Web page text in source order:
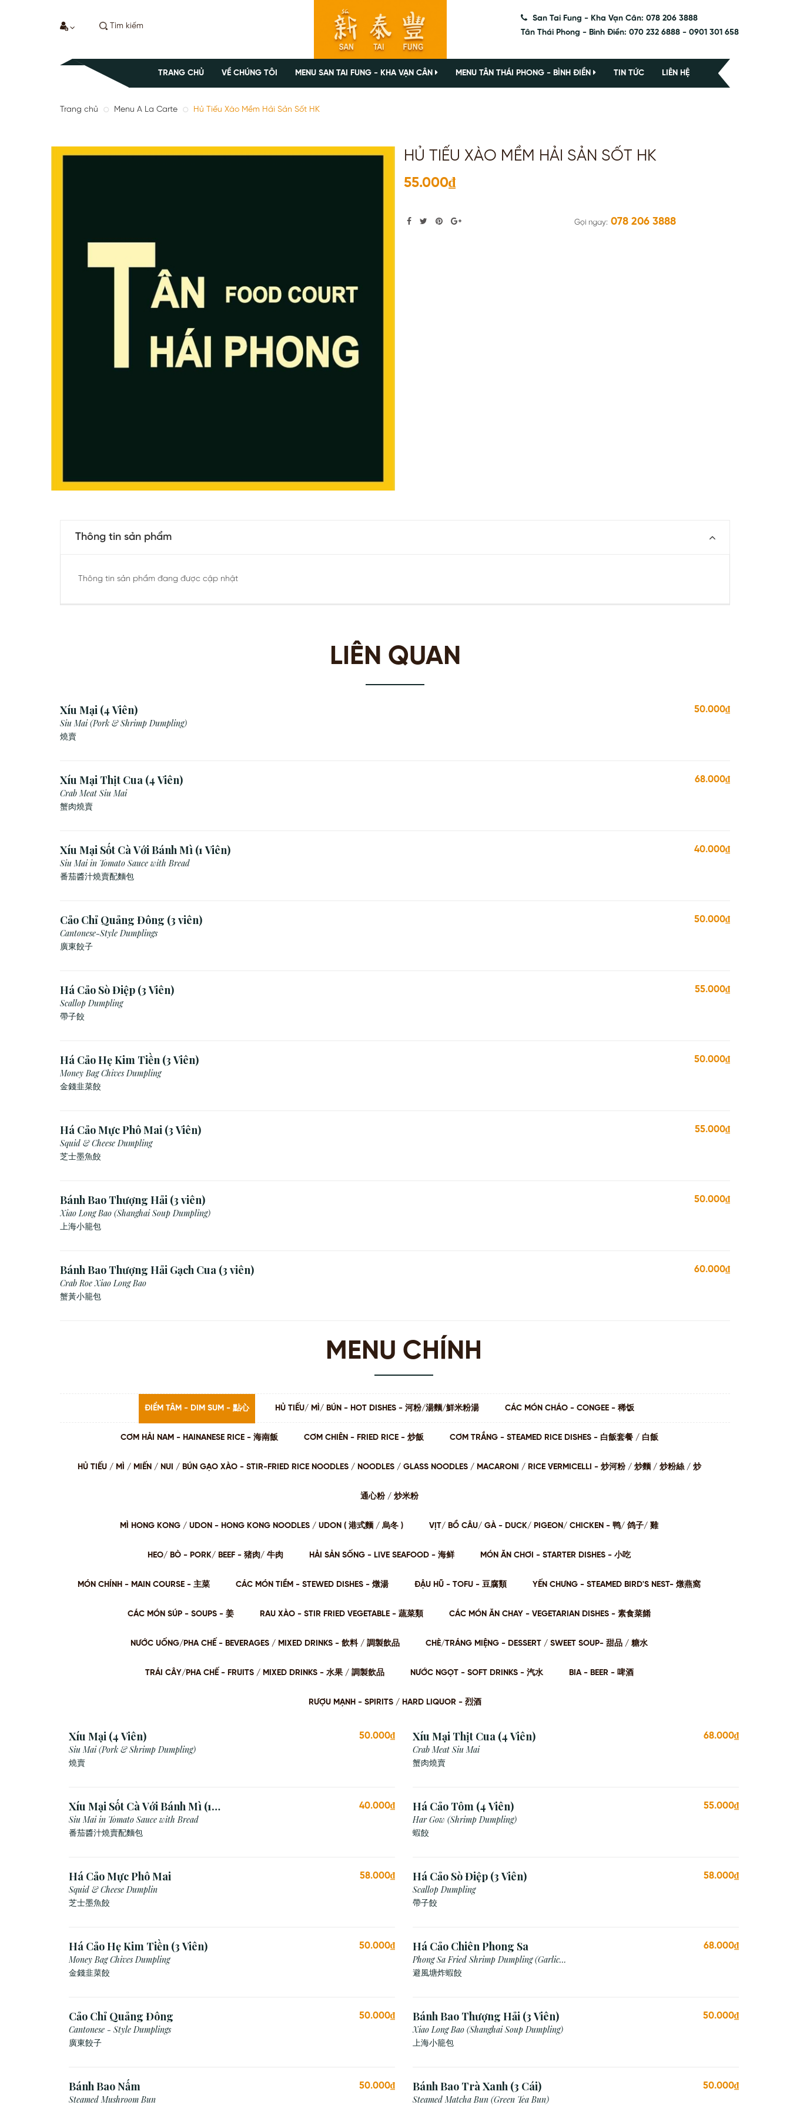
San Tai Fung - Kha Vạn Cân: 078 206 3888
Tân Thái Phong - Bình Điền: 070 232 6888 - 0901 301 658
TRANG CHỦ VỀ CHÚNG TÔI MENU SAN TAI FUNG - KHA VẠN CÂN MENU TÂN THÁI PHONG - BÌNH ĐIỀN TIN TỨC LIÊN HỆ
Trang chủ Menu A La Carte Hủ Tiếu Xào Mềm Hải Sản Sốt HK
HỦ TIẾU XÀO MỀM HẢI SẢN SỐT HK
55.000₫
Gọi ngay: 078 206 3888
Thông tin sản phẩm
Thông tin sản phẩm đang được cập nhật
LIÊN QUAN
Xíu Mại (4 Viên)
Siu Mai (Pork & Shrimp Dumpling)
燒賣
50.000₫
Xíu Mại Thịt Cua (4 Viên)
Crab Meat Siu Mai
蟹肉燒賣
68.000₫
Xíu Mại Sốt Cà Với Bánh Mì (1 Viên)
Siu Mai in Tomato Sauce with Bread
番茄醬汁燒賣配麵包
40.000₫
Cảo Chỉ Quảng Đông (3 viên)
Cantonese-Style Dumplings
廣東餃子
50.000₫
Há Cảo Sò Điệp (3 Viên)
Scallop Dumpling
帶子餃
55.000₫
Há Cảo Hẹ Kim Tiền (3 Viên)
Money Bag Chives Dumpling
金錢韭菜餃
50.000₫
Há Cảo Mực Phô Mai (3 Viên)
Squid & Cheese Dumpling
芝士墨魚餃
55.000₫
Bánh Bao Thượng Hải (3 viên)
Xiao Long Bao (Shanghai Soup Dumpling)
上海小籠包
50.000₫
Bánh Bao Thượng Hải Gạch Cua (3 viên)
Crab Roe Xiao Long Bao
蟹黃小籠包
60.000₫
MENU CHÍNH
ĐIỂM TÂM - DIM SUM - 點心 HỦ TIẾU/ MÌ/ BÚN - HOT DISHES - 河粉/湯麵/鮮米粉湯 CÁC MÓN CHÁO - CONGEE - 稀饭
CƠM HẢI NAM - HAINANESE RICE - 海南飯 CƠM CHIÊN - FRIED RICE - 炒飯 CƠM TRẮNG - STEAMED RICE DISHES - ⽩飯套餐 / ⽩飯
HỦ TIẾU / MÌ / MIẾN / NUI / BÚN GẠO XÀO - STIR-FRIED RICE NOODLES / NOODLES / GLASS NOODLES / MACARONI / RICE VERMICELLI - 炒河粉 / 炒麵 / 炒粉絲 / 炒
通⼼粉 / 炒⽶粉
MÌ HONG KONG / UDON - HONG KONG NOODLES / UDON ( 港式麵 / 烏冬 ) VỊT/ BỒ CÂU/ GÀ - DUCK/ PIGEON/ CHICKEN - 鸭/ 鸽子/ 雞
HEO/ BÒ - PORK/ BEEF - 猪肉/ 牛肉 HẢI SẢN SỐNG - LIVE SEAFOOD - 海鲜 MÓN ĂN CHƠI - STARTER DISHES - 小吃
MÓN CHÍNH - MAIN COURSE - 主菜 CÁC MÓN TIỀM - STEWED DISHES - 燉湯 ĐẬU HŨ - TOFU - 豆腐類 YẾN CHƯNG - STEAMED BIRD'S NEST- 燉燕窩
CÁC MÓN SÚP - SOUPS - 姜 RAU XÀO - STIR FRIED VEGETABLE - 蔬菜類 CÁC MÓN ĂN CHAY - VEGETARIAN DISHES - 素⻝菜餚
NƯỚC UỐNG/PHA CHẾ - BEVERAGES / MIXED DRINKS - 飲料 / 調製飲品 CHÈ/TRÁNG MIỆNG - DESSERT / SWEET SOUP- 甜品 / 糖⽔
TRÁI CÂY/PHA CHẾ - FRUITS / MIXED DRINKS - ⽔果 / 調製飲品 NƯỚC NGỌT - SOFT DRINKS - 汽⽔ BIA - BEER - 啤酒
RƯỢU MẠNH - SPIRITS / HARD LIQUOR - 烈酒
Xíu Mại (4 Viên)
Siu Mai (Pork & Shrimp Dumpling)
燒賣
50.000₫ Xíu Mại Thịt Cua (4 Viên)
Crab Meat Siu Mai
蟹肉燒賣
68.000₫
Xíu Mại Sốt Cà Với Bánh Mì (1
Viên)
Siu Mai in Tomato Sauce with Bread
番茄醬汁燒賣配麵包
40.000₫ Há Cảo Tôm (4 Viên)
Har Gow (Shrimp Dumpling)
蝦餃
55.000₫
Há Cảo Mực Phô Mai
Squid & Cheese Dumplin
芝⼠墨⿂餃
58.000₫ Há Cảo Sò Điệp (3 Viên)
Scallop Dumpling
帶子餃
58.000₫
Há Cảo Hẹ Kim Tiền (3 Viên)
Money Bag Chives Dumpling
金錢韭菜餃
50.000₫ Há Cảo Chiên Phong Sa
Phong Sa Fried Shrimp Dumpling (Garlic
Breadcrumb)
避風塘炸蝦餃
68.000₫
Cảo Chỉ Quảng Đông
Cantonese - Style Dumplings
廣東餃⼦
50.000₫ Bánh Bao Thượng Hải (3 Viên)
Xiao Long Bao (Shanghai Soup Dumpling)
上海小籠包
50.000₫
Bánh Bao Nấm
Steamed Mushroom Bun
50.000₫ Bánh Bao Trà Xanh (3 Cái)
Steamed Matcha Bun (Green Tea Bun)
50.000₫